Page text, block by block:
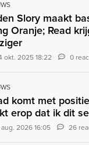
Slory maakt
Oranje; Read
okt. 2025 18:22 0
komt met
erop dat ik dit
2026 16:05 26